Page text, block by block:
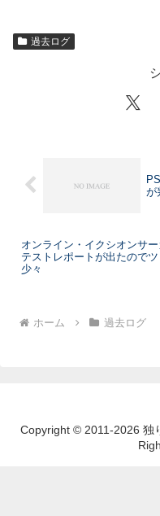
過去ログ
が
オンライン・イクシオンサ
テストレポートが出たので
少々
ホーム 過去ログ
Copyright © 2011-2026 独